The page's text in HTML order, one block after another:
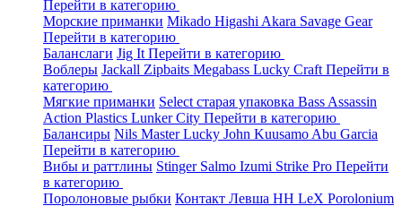
Перейти в категорию
Морские приманки Mikado Higashi Akara Savage Gear
Перейти в категорию
Баланслаги Jig It Перейти в категорию
Воблеры Jackall Zipbaits Megabass Lucky Craft Перейти в
категорию
Мягкие приманки Select старая упаковка Bass Assassin
Action Plastics Lunker City Перейти в категорию
Балансиры Nils MasterLucky John Kuusamo Abu Garcia
Перейти в категорию
Вибы и раттлины Stinger Salmo Izumi Strike Pro Перейти
в категорию
Поролоновые рыбки Контакт Левша НН LeX Porolonium